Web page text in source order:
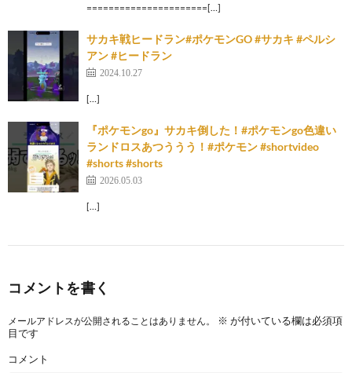
======================[…]
サカキ戦ヒードラン#ポケモンGO #サカキ #ペルシ
アン #ヒードラン
2024.10.27
[…]
『ポケモンgo』サカキ倒した！#ポケモンgo色違い
ランドロスあつううう！#ポケモン #shortvideo
#shorts #shorts
2026.05.03
[…]
コメントを書く
メールアドレスが公開されることはありません。 ※ が付いている欄は必須項
目です
コメント